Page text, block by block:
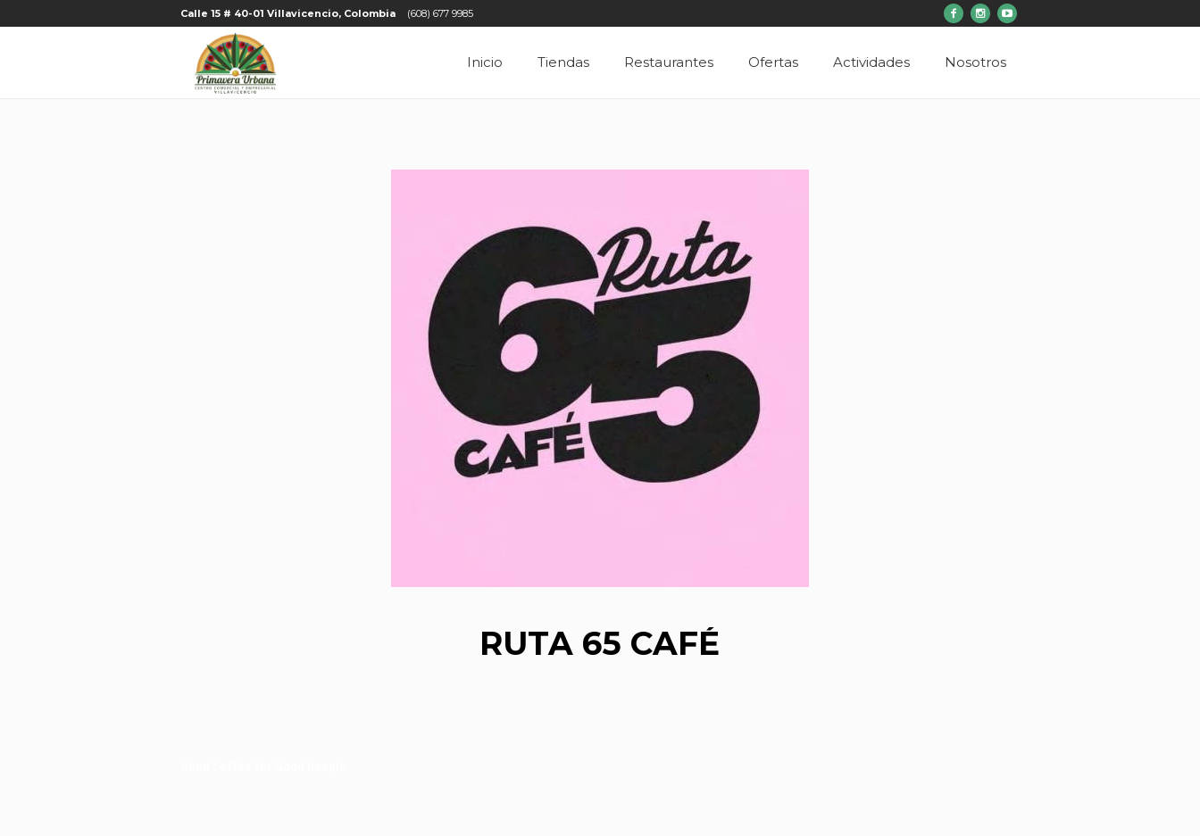
Calle 15 # 40-01 Villavicencio, Colombia (608) 677 9985
Inicio Tiendas Restaurantes Ofertas Actividades Nosotros
RUTA 65 CAFÉ